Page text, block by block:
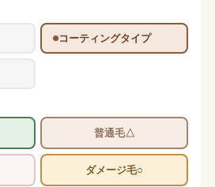
コーティングタイプ
普通毛△
ダメージ毛○